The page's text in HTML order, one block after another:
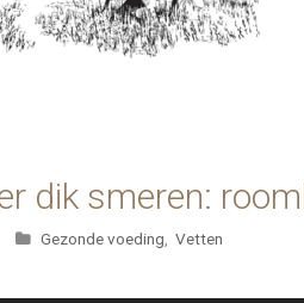
dik smeren:
Categorieën
Gezonde voeding Vetten